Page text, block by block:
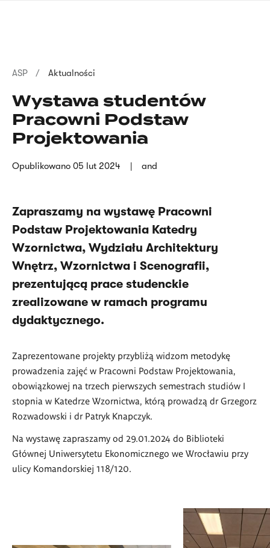
Ścieżka
nawigacyjna
ASP Aktualności
Wystawa studentów
Pracowni Podstaw
Projektowania
Opublikowano 05 lut 2024 and
Zapraszamy na wystawę Pracowni
Podstaw Projektowania Katedry
Wzornictwa, Wydziału Architektury
Wnętrz, Wzornictwa i Scenografii,
prezentującą prace studenckie
zrealizowane w ramach programu
dydaktycznego.
Zaprezentowane projekty przybliżą widzom metodykę
prowadzenia zajęć w Pracowni Podstaw Projektowania,
obowiązkowej na trzech pierwszych semestrach studiów I
stopnia w Katedrze Wzornictwa, którą prowadzą dr Grzegorz
Rozwadowski i dr Patryk Knapczyk.
Na wystawę zapraszamy od 29.01.2024 do Biblioteki
Głównej Uniwersytetu Ekonomicznego we Wrocławiu przy
ulicy Komandorskiej 118/120.